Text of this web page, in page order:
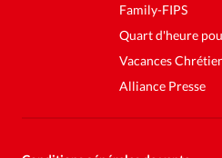
Family-FIPS
Quart d'heure
Vacances
Alliance Presse